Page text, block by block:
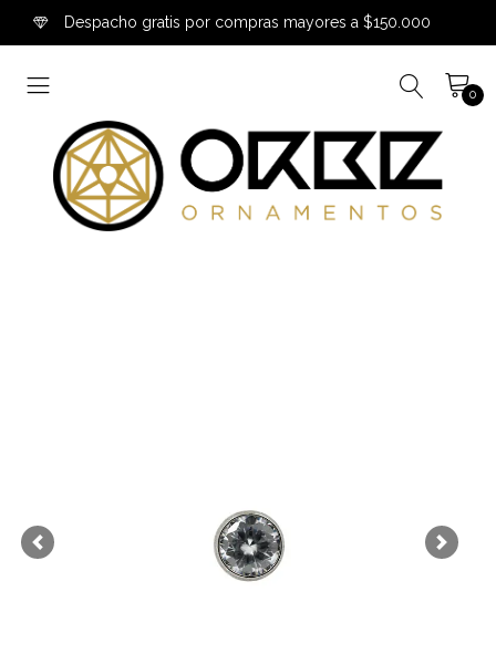
Despacho gratis por compras mayores a $150.000
0
Previous Next